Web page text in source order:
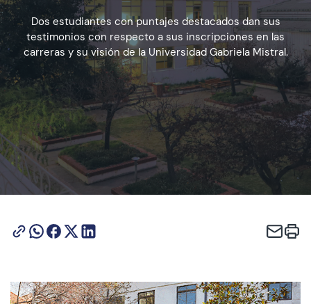
Acreditación
Admisión
Dirección de Desarrollo Estudiantil
Becas y Beneficios
Estudiantes
Alumni
UGM Online
Dos estudiantes con puntajes destacados dan sus
testimonios con respecto a sus inscripciones en las
carreras y su visión de la Universidad Gabriela Mistral.